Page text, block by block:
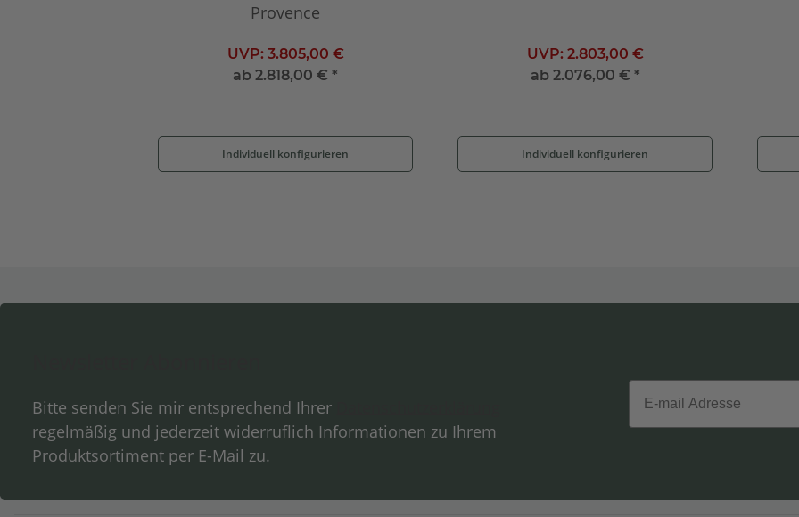
Provence
UVP: 3.805,00 €
ab 2.818,00 € *
Individuell konfigurieren
UVP: 2.803,00 €
ab 2.076,00 € *
Individuell konfigurieren
Bitte senden Sie mir entsprechend Ihrer
regelmäßig und jederzeit widerruflich Informationen zu Ihrem
Produktsortiment per E-Mail zu.
Email